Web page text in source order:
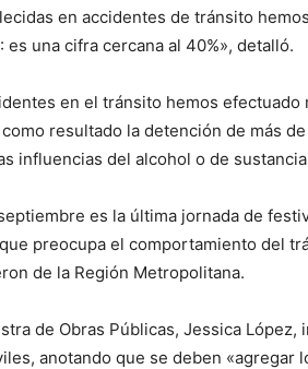
en accidentes de tránsito
es una cifra cercana al 40%», detalló.
en el tránsito hemos
resultado la detención de más
influencias del alcohol o de
es la última jornada de
preocupa el comportamiento del
de la Región Metropolitana.
de Obras Públicas, Jessica
anotando que se deben «agregar